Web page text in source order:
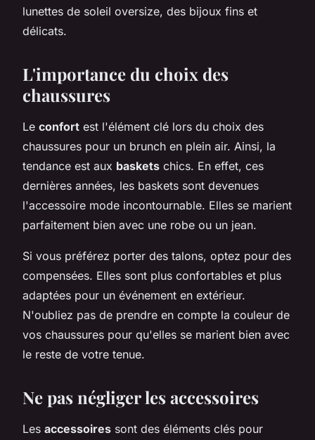
lunettes de soleil oversize, des bijoux fins et
délicats.
L'importance du choix des
chaussures
Le confort est l'élément clé lors du choix des
chaussures pour un brunch en plein air. Ainsi, la
tendance est aux baskets chics. En effet, ces
dernières années, les baskets sont devenues
l'accessoire mode incontournable. Elles se marient
parfaitement bien avec une robe ou un jean.
Si vous préférez porter des talons, optez pour des
compensées. Elles sont plus confortables et plus
adaptées pour un événement en extérieur.
N'oubliez pas de prendre en compte la couleur de
vos chaussures pour qu'elles se marient bien avec
le reste de votre tenue.
Ne pas négliger les accessoires
Les accessoires sont des éléments clés pour